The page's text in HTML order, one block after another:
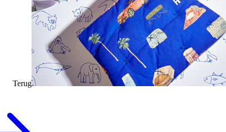
Terug